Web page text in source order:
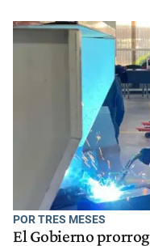
POR TRES MESES
El Gobierno